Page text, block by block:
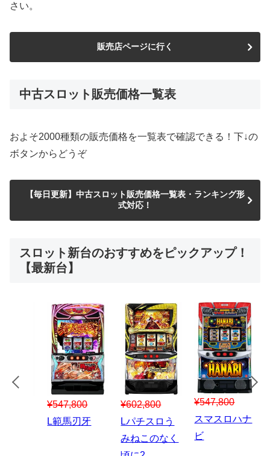
さい。
販売店ページに行く
中古スロット販売価格一覧表
およそ2000種類の販売価格を一覧表で確認できる！下↓の
ボタンからどうぞ
【毎日更新】中古スロット販売価格一覧表・ランキング形
式対応！
スロット新台のおすすめをピックアップ！
【最新台】
¥547,800
スマスロハナ
¥150,000
スマスロ秘宝
¥1,867,800
Lパチスロ 炎
炎ノ消防隊2